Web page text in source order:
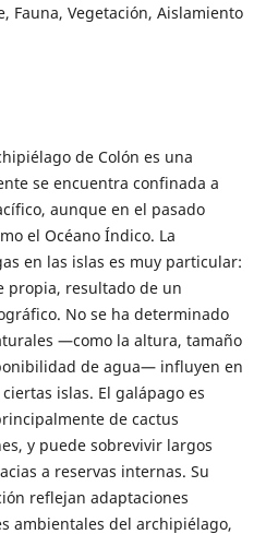
Fauna, Vegetación, Aislamiento
de Colón es una
se encuentra confinada a
aunque en el pasado
el Océano Índico. La
en las islas es muy particular:
propia, resultado de un
No se ha determinado
—como la altura, tamaño
de agua— influyen en
islas. El galápago es
de cactus
y puede sobrevivir largos
a reservas internas. Su
reflejan adaptaciones
ambientales del archipiélago,